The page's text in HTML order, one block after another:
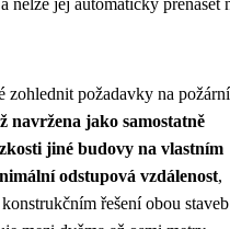
zohlednit požadavky na požární
navržena jako samostatně
jiné budovy na vlastním
odstupová vzdálenost,
řešení obou